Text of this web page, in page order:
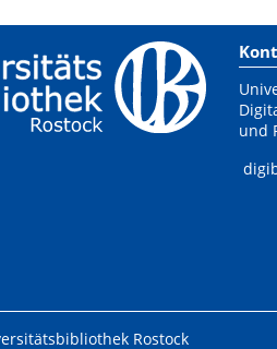
und
Rostock